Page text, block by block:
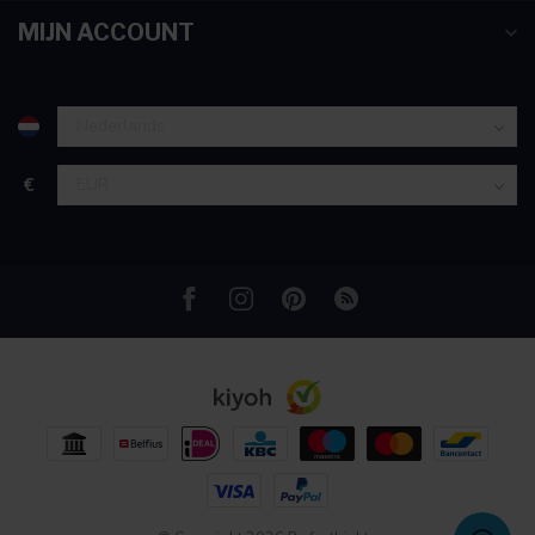
partners voor social media, adverteren en analyse. Deze
verzameld op basis van uw gebruik van hun services.
MIJN ACCOUNT
€